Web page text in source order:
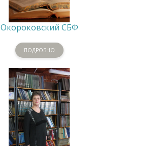
Окороковский СБФ
ПОДРОБНО